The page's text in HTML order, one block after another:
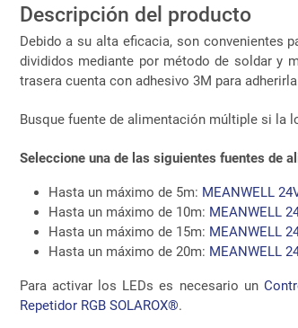
Descripción del producto
Debido a su alta eficacia, son convenientes
divididos mediante por método de soldar y
trasera cuenta con adhesivo 3M para
Busque fuente de alimentación múltiple si la
Seleccione una de las siguientes fuentes de
Hasta un máximo de 5m: MEANWELL
Hasta un máximo de 10m: MEANWELL
Hasta un máximo de 15m: MEANWELL
Hasta un máximo de 20m: MEANWELL
Para activar los LEDs es necesario un
Repetidor RGB SOLAROX®.